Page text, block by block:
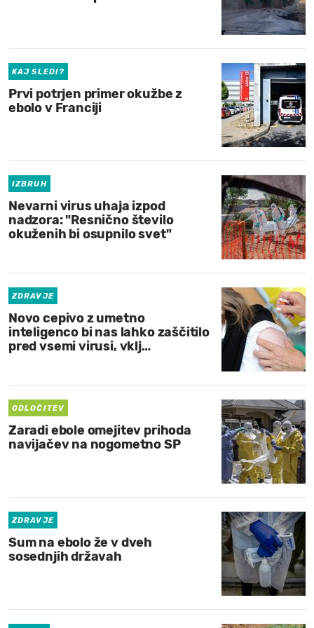
KAJ SLEDI?
Prvi potrjen primer okužbe z
ebolo v Franciji
IZBRUH
Nevarni virus uhaja izpod
nadzora: "Resnično število
okuženih bi osupnilo svet"
ZDRAVJE
Novo cepivo z umetno
inteligenco bi nas lahko zaščitilo
pred vsemi virusi, vklj…
ODLOČITEV
Zaradi ebole omejitev prihoda
navijačev na nogometno SP
ZDRAVJE
Sum na ebolo že v dveh
sosednjih državah